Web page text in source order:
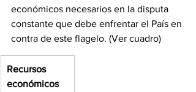
económicos necesarios en la disputa
constante que debe enfrentar el País en
contra de este flagelo. (Ver cuadro)
Recursos
económicos